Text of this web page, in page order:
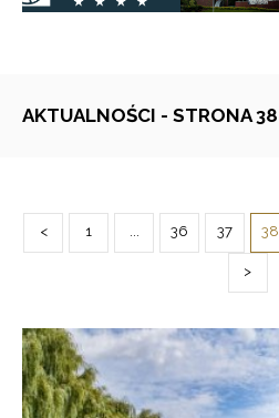
AKTUALNOŚCI - STRONA 38
< 1 ... 36 37 38
>